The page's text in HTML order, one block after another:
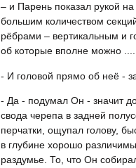
– и Парень показал рукой
большим количеством
рёбрами – вертикальным и
об которые вполне можно ....
- И головой прямо об неё -
- Да - подумал Он - значит
свода черепа в задней
перчатки, ощупал голову,
в глубине хорошо
раздумье. То, что Он